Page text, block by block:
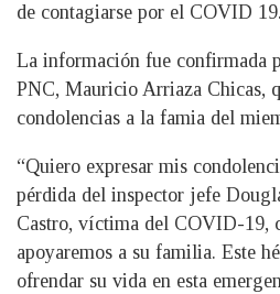
de contagiarse por el COVID 19.
La información fue confirmada
PNC, Mauricio Arriaza Chicas,
condolencias a la famia del
“Quiero expresar mis
pérdida del inspector jefe
Castro, víctima del COVID-19,
apoyaremos a su familia. Este
ofrendar su vida en esta